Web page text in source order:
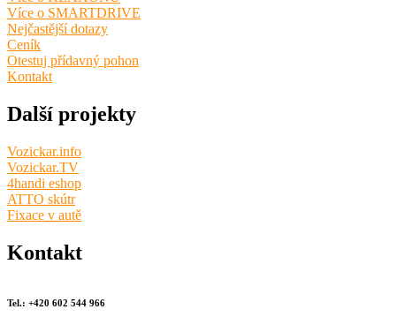
Více o SMARTDRIVE
Nejčastější dotazy
Ceník
Otestuj přídavný pohon
Kontakt
Další projekty
Vozickar.info
Vozickar.TV
4handi eshop
ATTO skútr
Fixace v autě
Kontakt
Tel.: +420 602 544 966